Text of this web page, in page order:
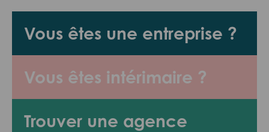
Vous êtes une entreprise ?
Vous êtes intérimaire ?
Trouver une agence